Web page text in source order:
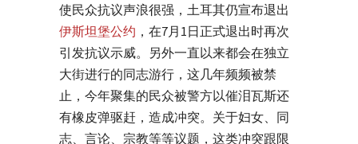
使民众抗议声浪很强，土耳其仍宣布退出
伊斯坦堡公约 ，在7月1日正式退出时再次
引发抗议示威。另外一直以来都会在独立
大街进行的同志游行，这几年频频被禁
止，今年聚集的民众被警方以催泪瓦斯还
有橡皮弹驱赶，造成冲突。关于妇女、同
志、言论、宗教等等议题，这类冲突跟限